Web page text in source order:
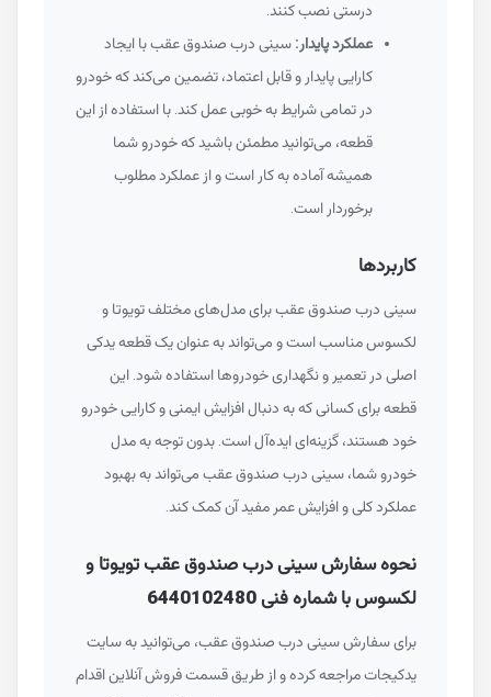
درستی نصب کنند.
عملکرد پایدار:سینی درب صندوق عقب با ایجاد
کارایی پایدار و قابل اعتماد، تضمین می‌کند که خودرو
در تمامی شرایط به خوبی عمل کند. با استفاده از این
قطعه، می‌توانید مطمئن باشید که خودرو شما
همیشه آماده به کار است و از عملکرد مطلوب
برخوردار است.
کاربردها
سینی درب صندوق عقب برای مدل‌های مختلف تویوتا و
لکسوس مناسب است و می‌تواند به عنوان یک قطعه یدکی
اصلی در تعمیر و نگهداری خودروها استفاده شود. این
قطعه برای کسانی که به دنبال افزایش ایمنی و کارایی خودرو
خود هستند، گزینه‌ای ایده‌آل است. بدون توجه به مدل
خودرو شما، سینی درب صندوق عقب می‌تواند به بهبود
عملکرد کلی و افزایش عمر مفید آن کمک کند.
نحوه سفارش سینی درب صندوق عقب تویوتا و
لکسوس با شماره فنی 6440102480
برای سفارش سینی درب صندوق عقب، می‌توانید به سایت
یدکیجات مراجعه کرده و از طریق قسمت فروش آنلاین اقدام